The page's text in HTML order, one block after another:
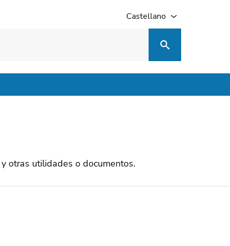
Castellano
otras utilidades o documentos.